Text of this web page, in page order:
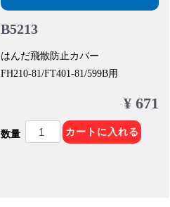
B5213
はんだ飛散防止カバー
FH210-81/FT401-81/599B用
¥ 671
数量 カートに入れる